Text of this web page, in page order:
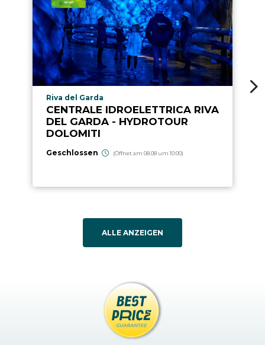
aria.poi_location_prefix
Riva del Garda
CENTRALE IDROELETTRICA RIVA
DEL GARDA - HYDROTOUR
DOLOMITI
Geschlossen (Öffnet am 08.08 um 10:00)
ALLE ANZEIGEN